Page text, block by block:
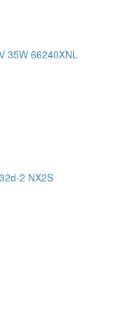
35W 66240XNL
2 NX2S